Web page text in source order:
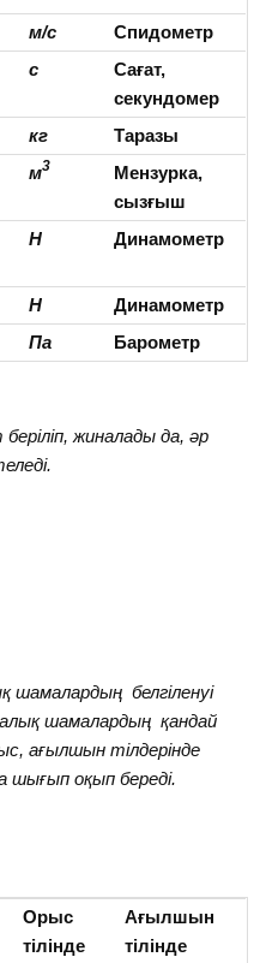
м/с
Спидометр
с
Сағат,
секундомер
кг
Таразы
м3
Мензурка,
сызғыш
Н Динамометр
Н
Динамометр
Па Барометр
жиналады да, әр
шамалардың белгіленуі
шамалардың қандай
ағылшын тілдерінде
шығып оқып береді.
Орыс
тілінде
Ағылшын
тілінде